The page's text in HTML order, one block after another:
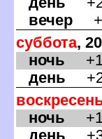
ечер
суббота,
ночь
день
ночь
день